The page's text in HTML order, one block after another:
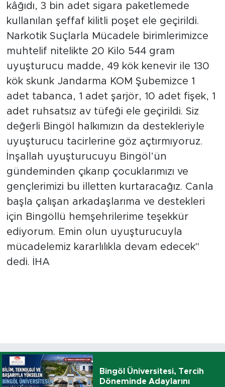
kâğıdı, 3 bin adet sigara paketlemede
kullanılan şeffaf kilitli poşet ele geçirildi.
Narkotik Suçlarla Mücadele birimlerimizce
muhtelif nitelikte 20 Kilo 544 gram
uyuşturucu madde, 49 kök kenevir ile 130
kök skunk Jandarma KOM Şubemizce 1
adet tabanca, 1 adet şarjör, 10 adet fişek, 1
adet ruhsatsız av tüfeği ele geçirildi. Siz
değerli Bingöl halkımızın da destekleriyle
uyuşturucu tacirlerine göz açtırmıyoruz.
İnşallah uyuşturucuyu Bingöl’ün
gündeminden çıkarıp çocuklarımızı ve
gençlerimizi bu illetten kurtaracağız. Canla
başla çalışan arkadaşlarıma ve destekleri
için Bingöllü hemşehrilerime teşekkür
ediyorum. Emin olun uyuşturucuyla
mücadelemiz kararlılıkla devam edecek"
dedi. İHA
Bingöl Üniversitesi, Tercih
Döneminde Adaylarını